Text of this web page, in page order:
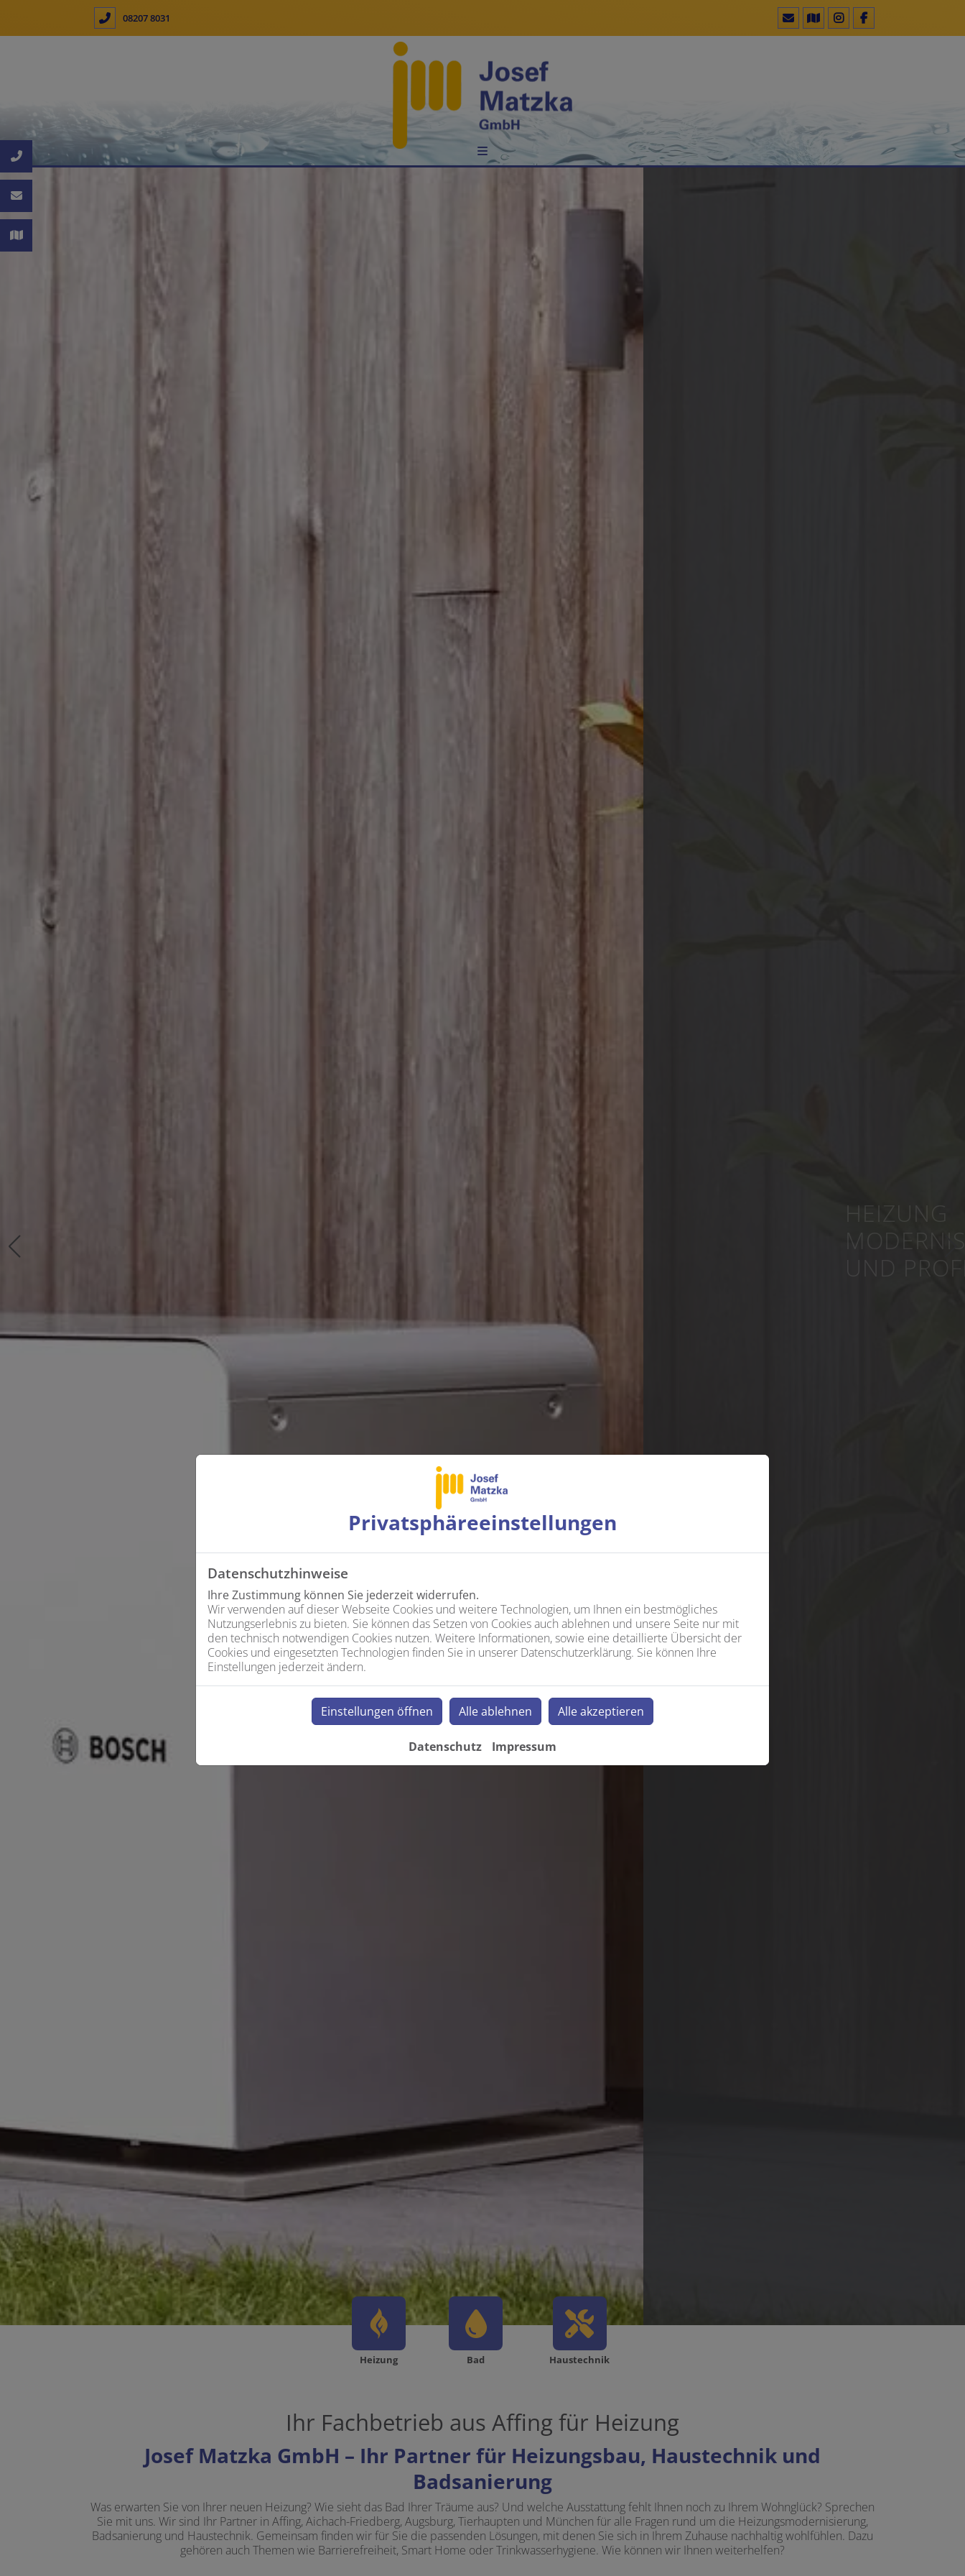
08207 8031
MODERNISIEREN
UND PROFITIEREN
Heizung Bad Haustechnik
Ihr Fachbetrieb aus Affing für Heizung
Josef Matzka GmbH – Ihr Partner für Heizungsbau, Haustechnik und
Badsanierung
Was erwarten Sie von Ihrer neuen Heizung? Wie sieht das Bad Ihrer Träume aus? Und welche Ausstattung fehlt Ihnen noch zu Ihrem Wohnglück? Sprechen
Sie mit uns. Wir sind Ihr Partner in Affing, Aichach-Friedberg, Augsburg, Tierhaupten und München für alle Fragen rund um die Heizungsmodernisierung,
Badsanierung und Haustechnik. Gemeinsam finden wir für Sie die passenden Lösungen, mit denen Sie sich in Ihrem Zuhause nachhaltig wohlfühlen. Dazu
gehören auch Themen wie Barrierefreiheit, Smart Home oder Trinkwasserhygiene. Wie können wir Ihnen weiterhelfen?
Privatsphäre­einstellungen
Datenschutzhinweise
Ihre Zustimmung können Sie jederzeit widerrufen.
Wir verwenden auf dieser Webseite Cookies und weitere Technologien, um Ihnen ein bestmögliches
Nutzungserlebnis zu bieten. Sie können das Setzen von Cookies auch ablehnen und unsere Seite nur mit
den technisch notwendigen Cookies nutzen. Weitere Informationen, sowie eine detaillierte Übersicht der
Cookies und eingesetzten Technologien finden Sie in unserer Datenschutzerklärung. Sie können Ihre
Einstellungen jederzeit ändern.
Einstellungen öffnen Alle ablehnen Alle akzeptieren
Datenschutz Impressum